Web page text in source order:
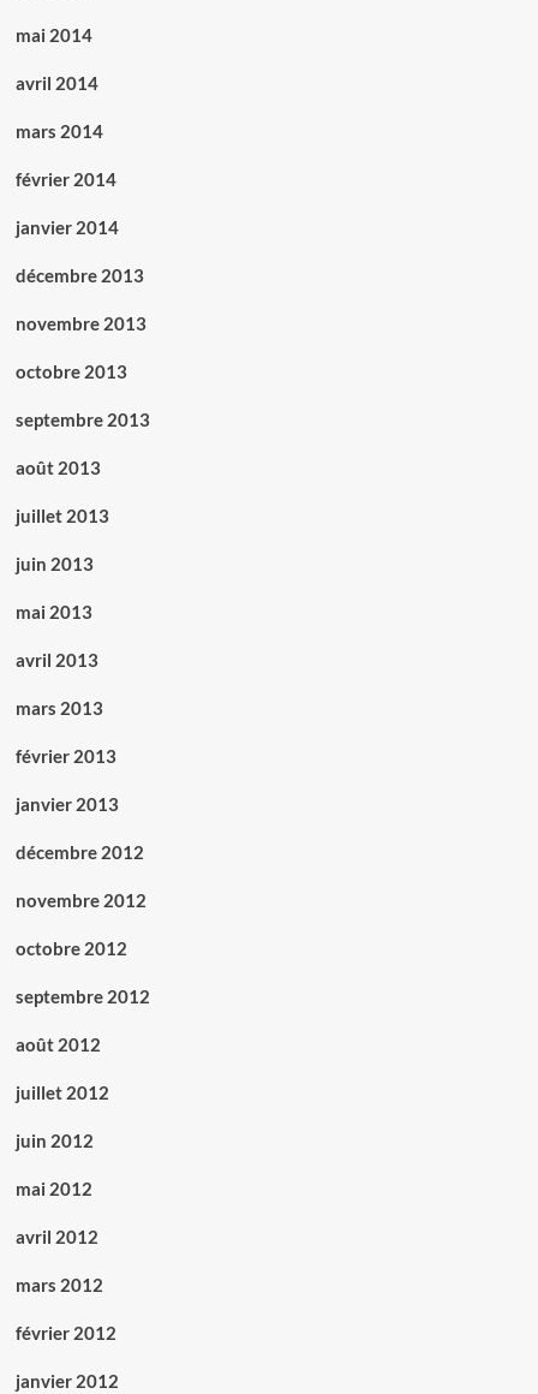
mai 2014
avril 2014
mars 2014
février 2014
janvier 2014
décembre 2013
novembre 2013
octobre 2013
septembre 2013
août 2013
juillet 2013
juin 2013
mai 2013
avril 2013
mars 2013
février 2013
janvier 2013
décembre 2012
novembre 2012
octobre 2012
septembre 2012
août 2012
juillet 2012
juin 2012
mai 2012
avril 2012
mars 2012
février 2012
janvier 2012